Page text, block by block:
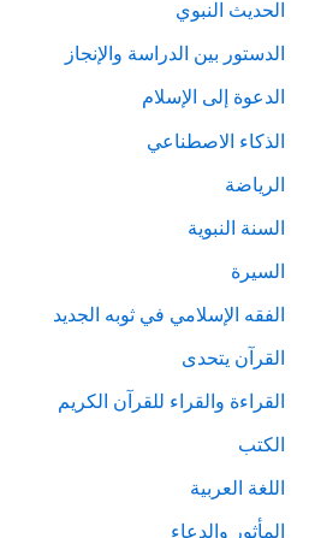
الحديث النبوي
الدستور بين الدراسة والإنجاز
الدعوة إلى الإسلام
الذكاء الاصطناعي
الرياضة
السنة النبوية
السيرة
الفقه الإسلامي في ثوبه الجديد
القرآن يتحدى
القراءة والقراء للقرآن الكريم
الكتب
اللغة العربية
المأثور والدعاء